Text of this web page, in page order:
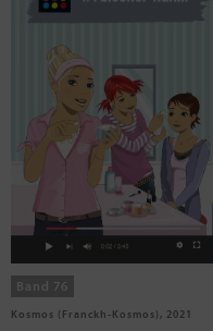
Heger, Ann-Katrin
Die drei !!!, 76, #Falscher Ruhm
Band 76
Kosmos (Franckh-Kosmos), 2021